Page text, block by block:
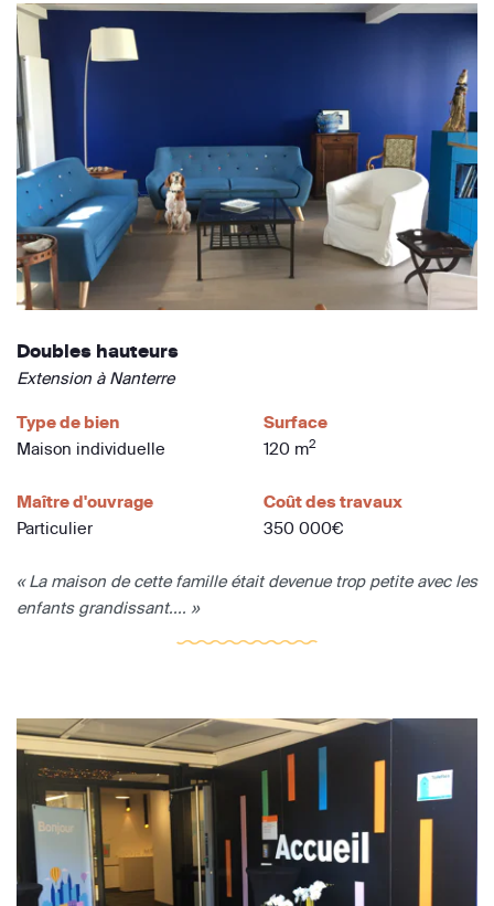
Doubles hauteurs
Extension à Nanterre
Type de bien
Maison individuelle
Surface
120 m2
Maître d'ouvrage
Particulier
Coût des travaux
350 000€
« La maison de cette famille était devenue trop petite avec les
enfants grandissant.... »